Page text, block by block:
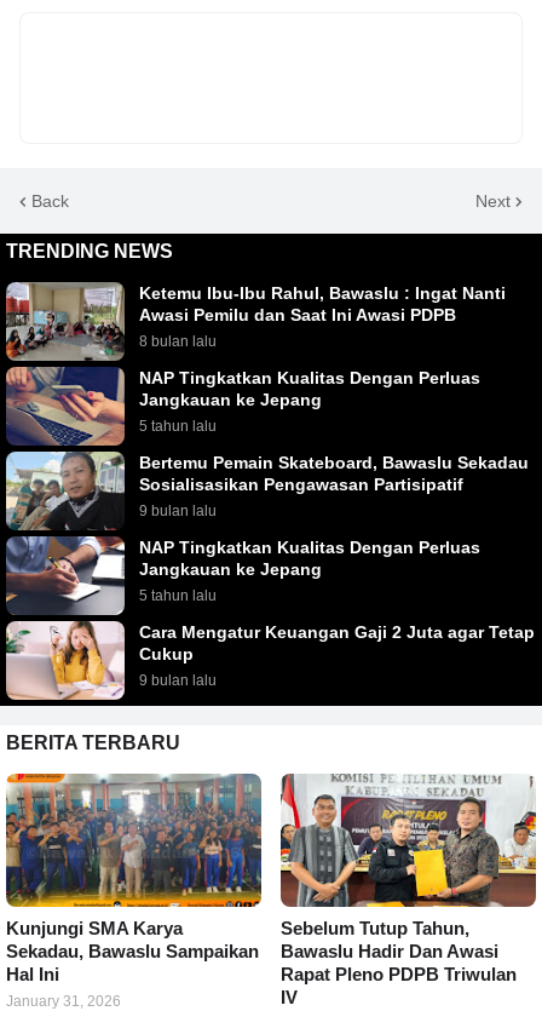
Back Next
TRENDING NEWS
Ketemu Ibu-Ibu Rahul, Bawaslu : Ingat Nanti
Awasi Pemilu dan Saat Ini Awasi PDPB
8 bulan lalu
NAP Tingkatkan Kualitas Dengan Perluas
Jangkauan ke Jepang
5 tahun lalu
Bertemu Pemain Skateboard, Bawaslu Sekadau
Sosialisasikan Pengawasan Partisipatif
9 bulan lalu
NAP Tingkatkan Kualitas Dengan Perluas
Jangkauan ke Jepang
5 tahun lalu
Cara Mengatur Keuangan Gaji 2 Juta agar Tetap
Cukup
9 bulan lalu
BERITA TERBARU
Kunjungi SMA Karya
Sekadau, Bawaslu Sampaikan
Hal Ini
January 31, 2026
Sebelum Tutup Tahun,
Bawaslu Hadir Dan Awasi
Rapat Pleno PDPB Triwulan
IV